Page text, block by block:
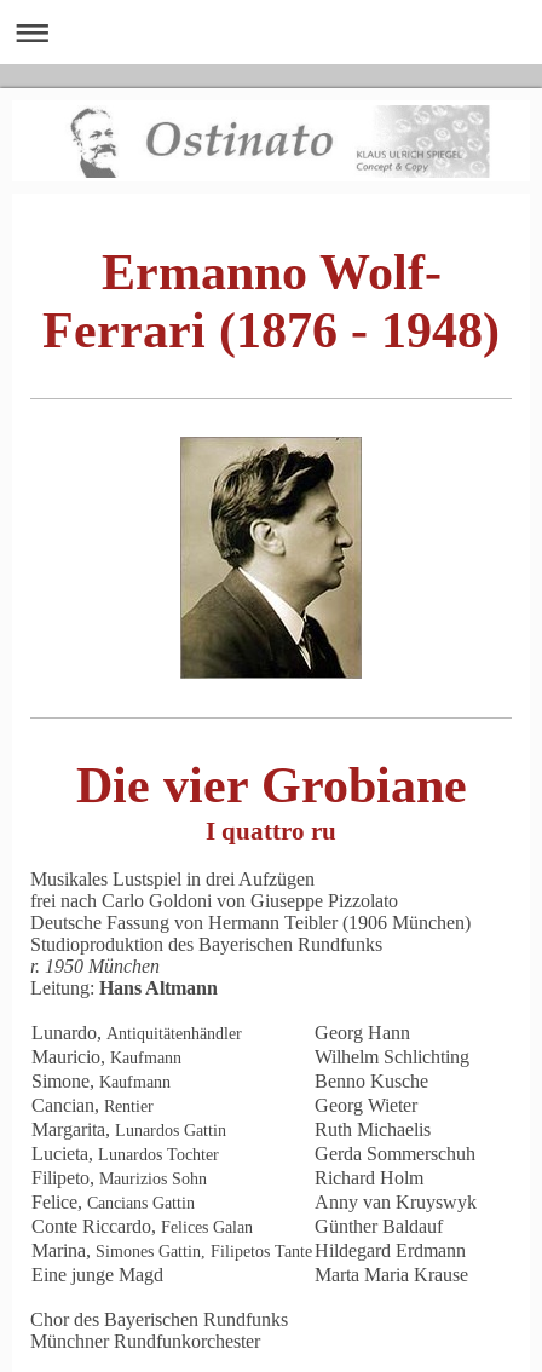
Ermanno Wolf-
Ferrari (1876 ‑ 1948)
Die vier Grobiane
I quattro ru
Musikales Lustspiel in drei Aufzügen
frei nach Carlo Goldoni von Giuseppe Pizzolato
Deutsche Fassung von Hermann Teibler (1906 München)
Studioproduktion des Bayerischen Rundfunks
r. 1950 München
Leitung: Hans Altmann
Lunardo, Antiquitätenhändler
Georg Hann
Mauricio, Kaufmann
Wilhelm Schlichting
Simone, Kaufmann
Benno Kusche
Cancian, Rentier
Georg Wieter
Margarita, Lunardos Gattin
Ruth Michaelis
Lucieta, Lunardos Tochter
Gerda Sommerschuh
Filipeto, Maurizios Sohn
Richard Holm
Felice, Cancians Gattin
Anny van Kruyswyk
Conte Riccardo, Felices Galan
Günther Baldauf
Marina, Simones Gattin, Filipetos TanteHildegard Erdmann
Eine junge Magd
Marta Maria Krause
Chor des Bayerischen Rundfunks
Münchner Rundfunkorchester